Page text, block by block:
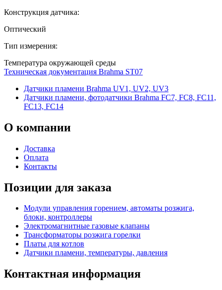
Конструкция датчика:
Оптический
Тип измерения:
Температура окружающей среды
Техническая документация Brahma ST07
Датчики пламени Brahma UV1, UV2, UV3
Датчики пламени, фотодатчики Brahma FC7, FC8, FC11,
FC13, FC14
О компании
Доставка
Оплата
Контакты
Позиции для заказа
Модули управления горением, автоматы розжига,
блоки, контроллеры
Электромагнитные газовые клапаны
Трансформаторы розжига горелки
Платы для котлов
Датчики пламени, температуры, давления
Контактная информация